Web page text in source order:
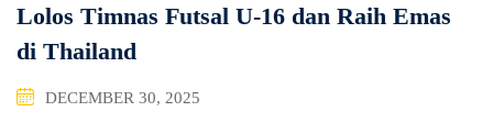
Lolos Timnas Futsal U-16 dan Raih Emas
di Thailand
DECEMBER 30, 2025